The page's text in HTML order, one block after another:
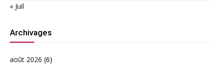
« Juil
Archivages
août 2026 (6)